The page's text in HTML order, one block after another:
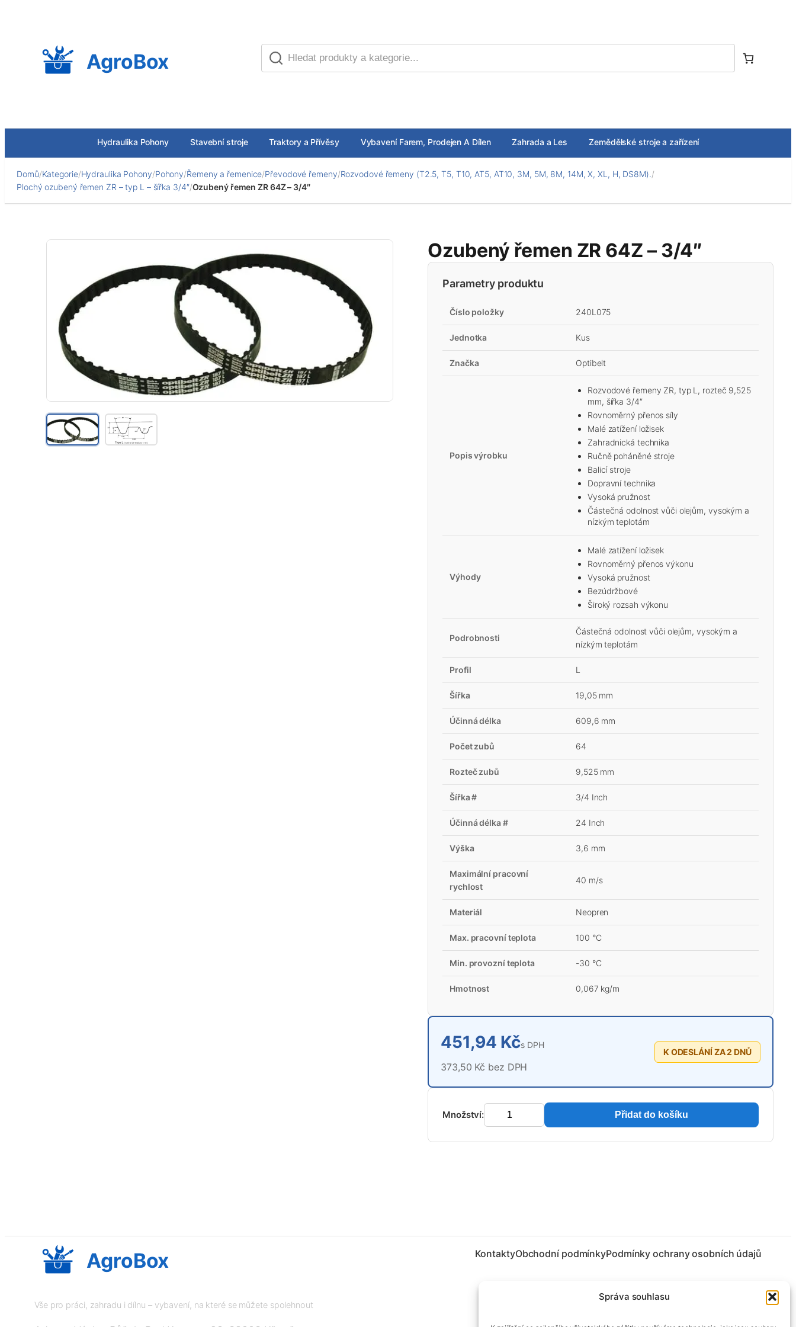
Správa souhlasu
AgroBox
Hydraulika Pohony Stavební stroje Traktory a Přívěsy Vybavení Farem, Prodejen A Dílen Zahrada a Les Zemědělské stroje a zařízení
Domů/Kategorie/Hydraulika Pohony/Pohony/Řemeny a řemenice/Převodové řemeny/Rozvodové řemeny (T2.5, T5, T10, AT5, AT10, 3M, 5M, 8M, 14M, X, XL, H, DS8M)./
Plochý ozubený řemen ZR – typ L – šířka 3/4″/Ozubený řemen ZR 64Z – 3/4″
Ozubený řemen ZR 64Z – 3/4″
Parametry produktu
Číslo položky 240L075
Jednotka Kus
Značka Optibelt
Popis výrobku
Rozvodové řemeny ZR, typ L, rozteč 9,525
mm, šířka 3/4″
Rovnoměrný přenos síly
Malé zatížení ložisek
Zahradnická technika
Ručně poháněné stroje
Balicí stroje
Dopravní technika
Vysoká pružnost
Částečná odolnost vůči olejům, vysokým a
nízkým teplotám
Výhody
Malé zatížení ložisek
Rovnoměrný přenos výkonu
Vysoká pružnost
Bezúdržbové
Široký rozsah výkonu
Podrobnosti
Částečná odolnost vůči olejům, vysokým a
nízkým teplotám
Profil L
Šířka 19,05 mm
Účinná délka 609,6 mm
Počet zubů 64
Rozteč zubů 9,525 mm
Šířka # 3/4 Inch
Účinná délka # 24 Inch
Výška 3,6 mm
Maximální pracovní
rychlost
40 m/s
Materiál Neopren
Max. pracovní teplota 100 °C
Min. provozní teplota -30 °C
Hmotnost 0,067 kg/m
451,94 Kčs DPH
373,50 Kč bez DPH
K ODESLÁNÍ ZA 2 DNŮ
Množství: Přidat do košíku
AgroBox
Vše pro práci, zahradu i dílnu – vybavení, na které se můžete spolehnout
KontaktyObchodní podmínkyPodmínky ochrany osobních údajů